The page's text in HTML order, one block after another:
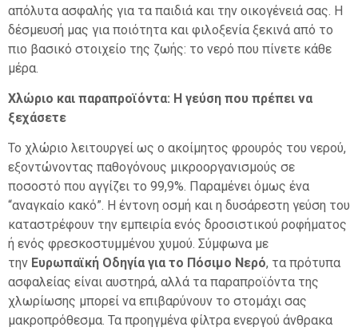
απόλυτα ασφαλής για τα παιδιά και την οικογένειά σας. Η
δέσμευσή μας για ποιότητα και φιλοξενία ξεκινά από το
πιο βασικό στοιχείο της ζωής: το νερό που πίνετε κάθε
μέρα.
Χλώριο και παραπροϊόντα: Η γεύση που πρέπει να
ξεχάσετε
Το χλώριο λειτουργεί ως ο ακοίμητος φρουρός του νερού,
εξοντώνοντας παθογόνους μικροοργανισμούς σε
ποσοστό που αγγίζει το 99,9%. Παραμένει όμως ένα
“αναγκαίο κακό”. Η έντονη οσμή και η δυσάρεστη γεύση του
καταστρέφουν την εμπειρία ενός δροσιστικού ροφήματος
ή ενός φρεσκοστυμμένου χυμού. Σύμφωνα με
την Ευρωπαϊκή Οδηγία για το Πόσιμο Νερό, τα πρότυπα
ασφαλείας είναι αυστηρά, αλλά τα παραπροϊόντα της
χλωρίωσης μπορεί να επιβαρύνουν το στομάχι σας
μακροπρόθεσμα. Τα προηγμένα φίλτρα ενεργού άνθρακα